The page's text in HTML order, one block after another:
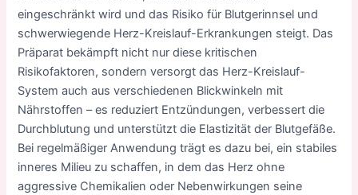
eingeschränkt wird und das Risiko für Blutgerinnsel und
schwerwiegende Herz-Kreislauf-Erkrankungen steigt. Das
Präparat bekämpft nicht nur diese kritischen
Risikofaktoren, sondern versorgt das Herz-Kreislauf-
System auch aus verschiedenen Blickwinkeln mit
Nährstoffen – es reduziert Entzündungen, verbessert die
Durchblutung und unterstützt die Elastizität der Blutgefäße.
Bei regelmäßiger Anwendung trägt es dazu bei, ein stabiles
inneres Milieu zu schaffen, in dem das Herz ohne
aggressive Chemikalien oder Nebenwirkungen seine